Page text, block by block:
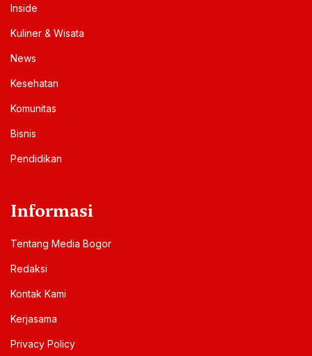
Inside
Kuliner & Wisata
News
Kesehatan
Komunitas
Bisnis
Pendidikan
Informasi
Tentang Media Bogor
Redaksi
Kontak Kami
Kerjasama
Privacy Policy